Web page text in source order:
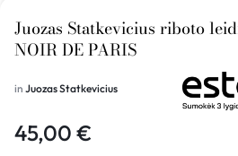
Juozas Statkevicius riboto
NOIR DE PARIS
in Juozas Statkevicius
45,00 €